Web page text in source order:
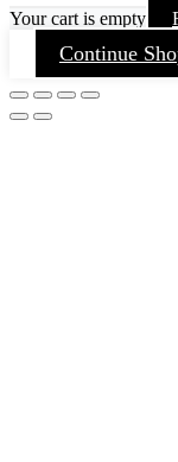
Your cart is empty
Continue